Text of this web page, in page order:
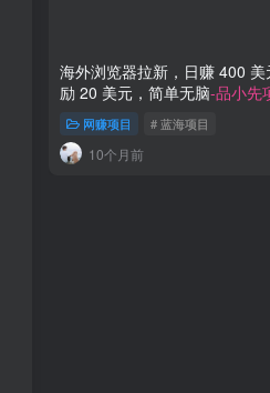
海外浏览器拉新，日赚 400
励 20 美元，简单无脑-品小先
网赚项目 # 蓝海项目
10个月前